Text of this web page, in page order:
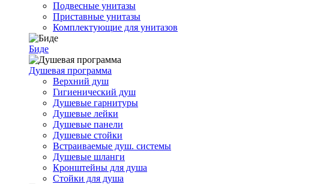
Подвесные унитазы
Приставные унитазы
Комплектующие для унитазов
Биде
Душевая программа
Верхний душ
Гигиенический душ
Душевые гарнитуры
Душевые лейки
Душевые панели
Душевые стойки
Встраиваемые душ. системы
Душевые шланги
Кронштейны для душа
Стойки для душа